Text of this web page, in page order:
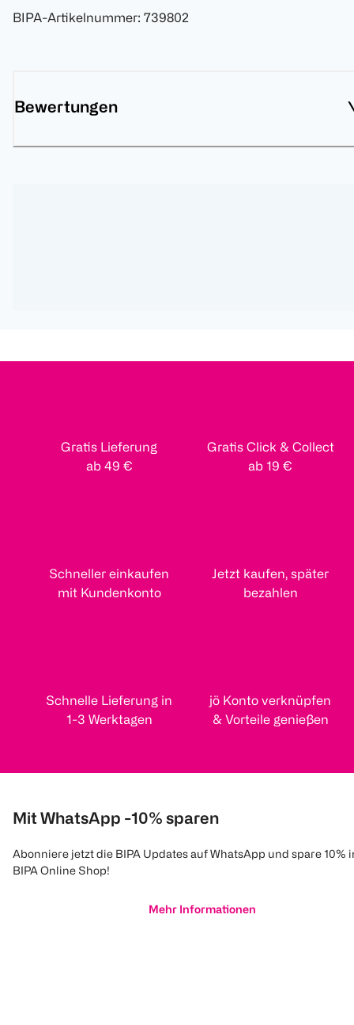
BIPA-Artikelnummer: 739802
Bewertungen
Gratis Lieferung
ab 49 €
Gratis Click & Collect
ab 19 €
Schneller einkaufen
mit Kundenkonto
Jetzt kaufen, später
bezahlen
Schnelle Lieferung in
1-3 Werktagen
jö Konto verknüpfen
& Vorteile genießen
Mit WhatsApp -10% sparen
Abonniere jetzt die BIPA Updates auf WhatsApp und spare 10%
BIPA Online Shop!
Mehr Informationen